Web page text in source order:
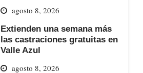
agosto 8, 2026
Extienden una semana más
las castraciones gratuitas en
Valle Azul
agosto 8, 2026